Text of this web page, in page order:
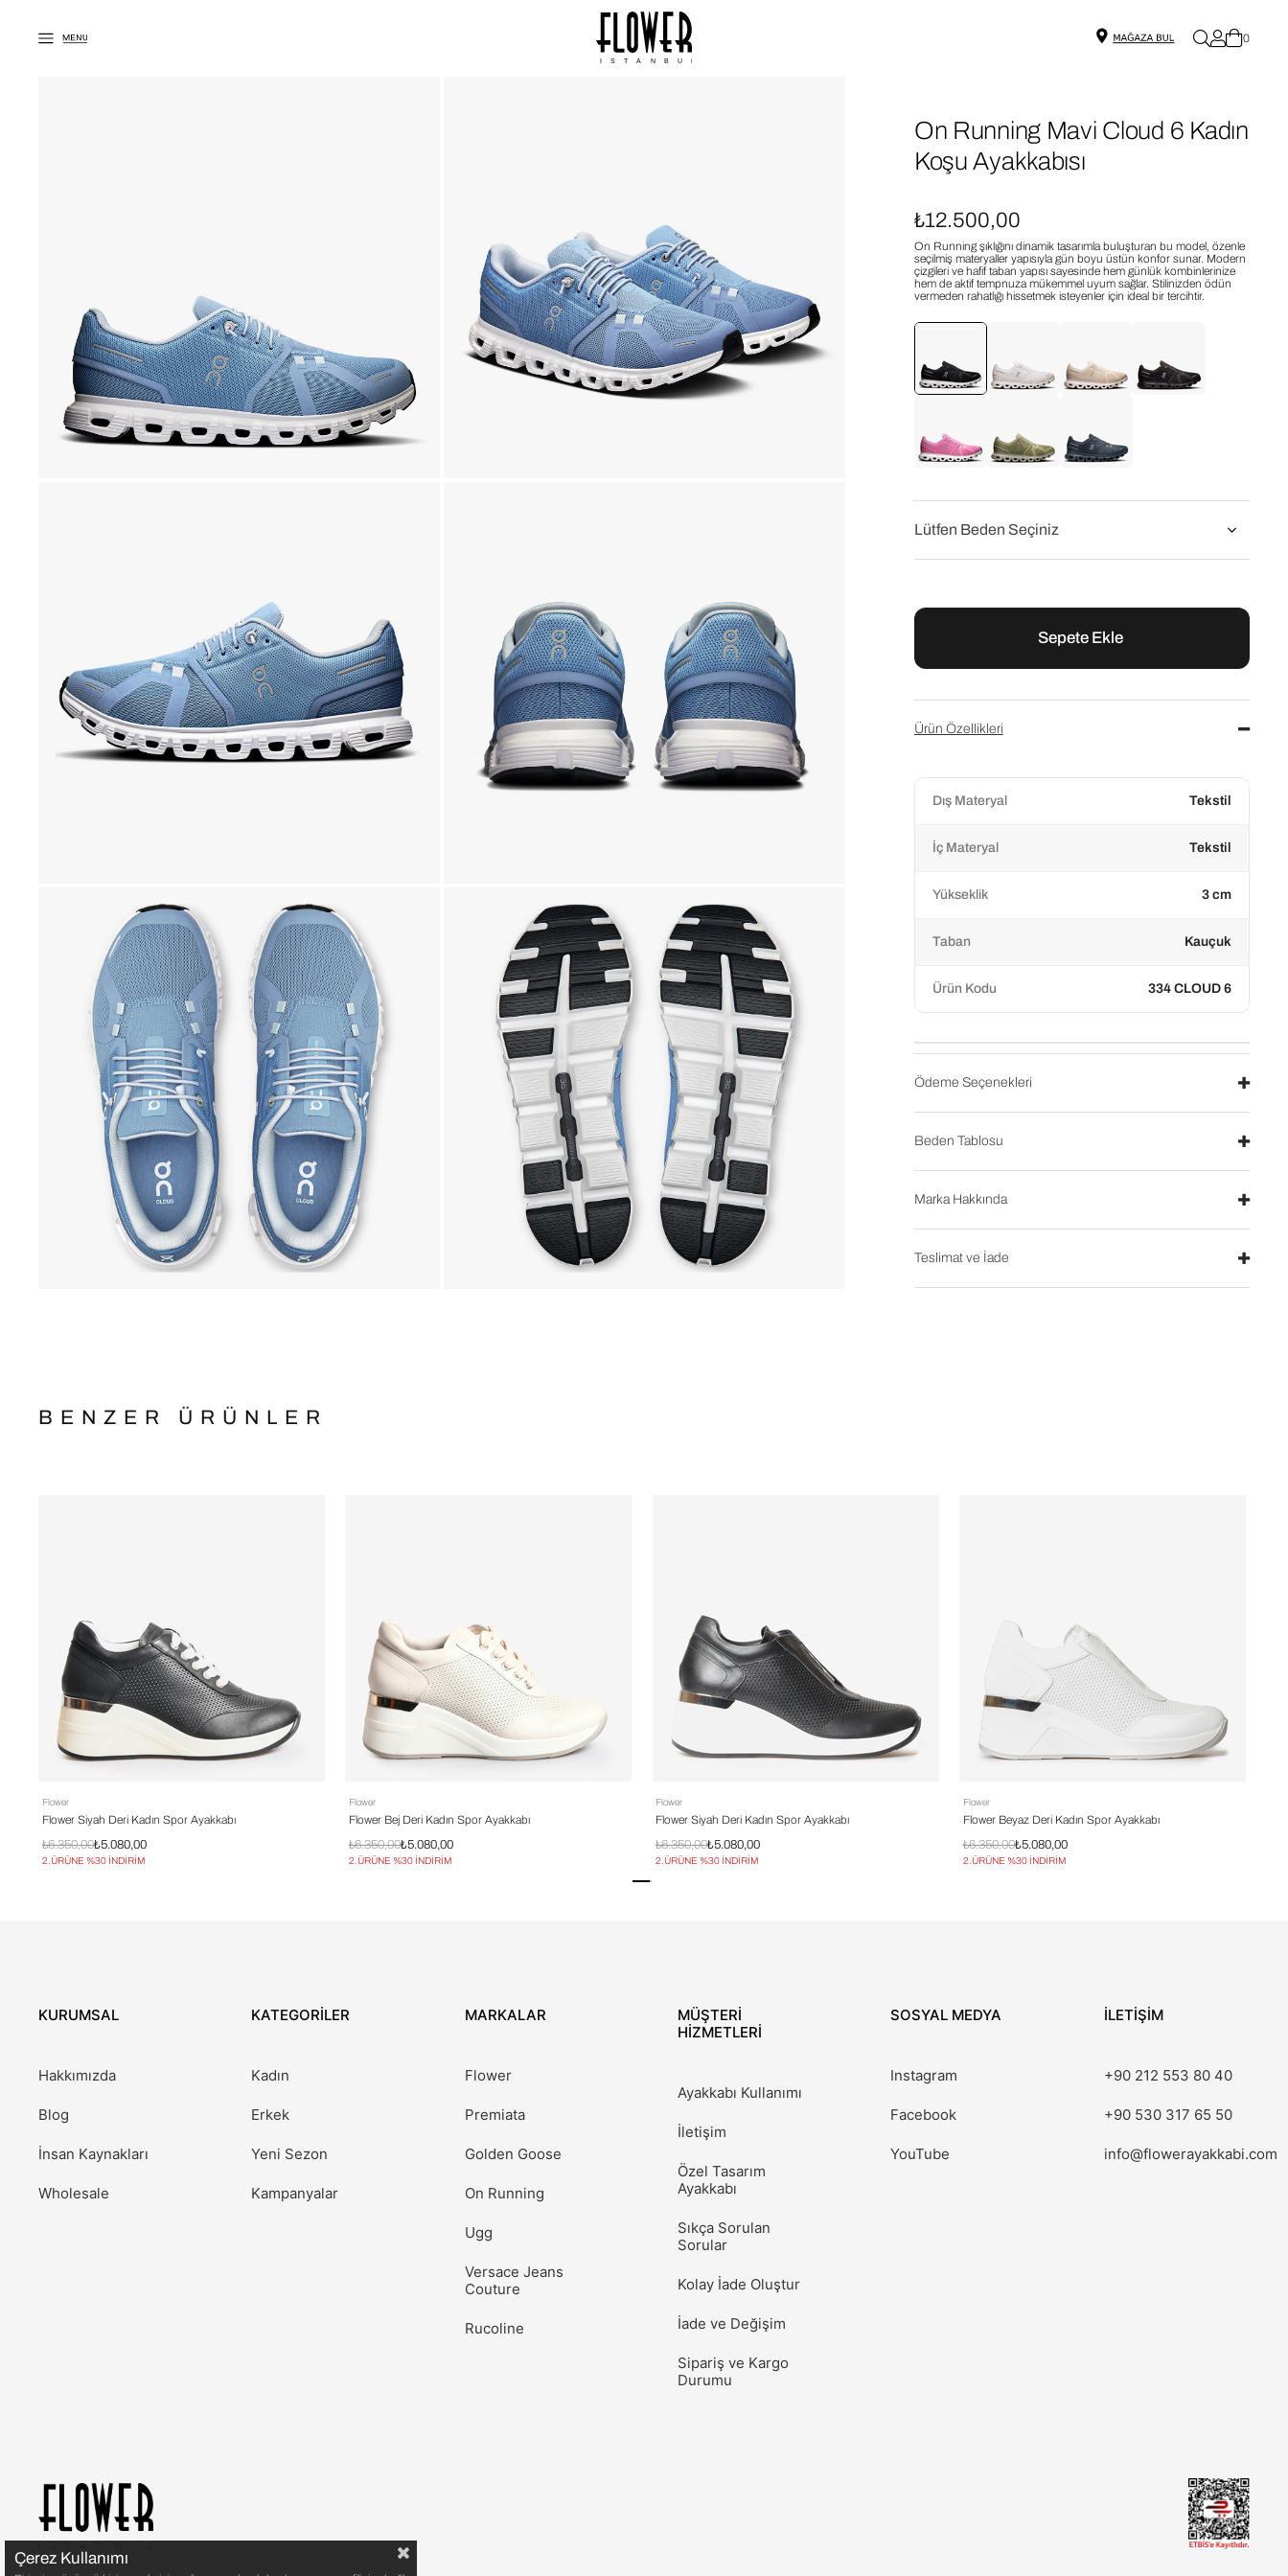
ISTANBUL
0
On Running Mavi Cloud 6 Kadın
Koşu Ayakkabısı
₺12.500,00
On Running şıklığını dinamik tasarımla buluşturan bu model, özenle
seçilmiş materyaller yapısıyla gün boyu üstün konfor sunar. Modern
çizgileri ve hafif taban yapısı sayesinde hem günlük kombinlerinize
hem de aktif tempnuza mükemmel uyum sağlar. Stilinizden ödün
vermeden rahatlığı hissetmek isteyenler için ideal bir tercihtir.
₺12.500,00₺12.500,00₺12.500,00
₺12.300,00₺12.500,00
Ürün Özellikleri
Dış Materyal Tekstil
İç Materyal Tekstil
Yükseklik 3 cm
Taban Kauçuk
Ürün Kodu 334 CLOUD 6
Ödeme Seçenekleri
Beden Tablosu
Marka Hakkında
Teslimat ve İade
BENZER ÜRÜNLER
Flower
Flower Siyah Deri Kadın Spor Ayakkabı
₺5.080,00
₺6.350,00
2.ÜRÜNE %30 İNDİRİM
Flower
Flower Bej Deri Kadın Spor Ayakkabı
₺5.080,00
₺6.350,00
2.ÜRÜNE %30 İNDİRİM
Flower
Flower Siyah Deri Kadın Spor Ayakkabı
₺5.080,00
₺6.350,00
2.ÜRÜNE %30 İNDİRİM
Flower
Flower Beyaz Deri Kadın Spor Ayakkabı
₺5.080,00
₺6.350,00
2.ÜRÜNE %30 İNDİRİM
KURUMSAL
Hakkımızda
Blog
İnsan Kaynakları
Wholesale
KATEGORİLER
Kadın
Erkek
Yeni Sezon
Kampanyalar
MARKALAR
Flower
Premiata
Golden Goose
On Running
Ugg
Versace Jeans
Couture
Rucoline
MÜŞTERİ
HİZMETLERİ
Ayakkabı Kullanımı
İletişim
Özel Tasarım
Ayakkabı
Sıkça Sorulan
Sorular
Kolay İade Oluştur
İade ve Değişim
Sipariş ve Kargo
Durumu
SOSYAL MEDYA
Instagram
Facebook
YouTube
İLETİŞİM
+90 212 553 80 40
+90 530 317 65 50
info@flowerayakkabi.com
Çerez Kullanımı